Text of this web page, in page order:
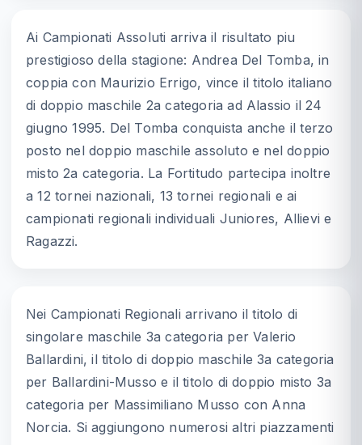
Ai Campionati Assoluti arriva il risultato piu
prestigioso della stagione: Andrea Del Tomba, in
coppia con Maurizio Errigo, vince il titolo italiano
di doppio maschile 2a categoria ad Alassio il 24
giugno 1995. Del Tomba conquista anche il terzo
posto nel doppio maschile assoluto e nel doppio
misto 2a categoria. La Fortitudo partecipa inoltre
a 12 tornei nazionali, 13 tornei regionali e ai
campionati regionali individuali Juniores, Allievi e
Ragazzi.
Nei Campionati Regionali arrivano il titolo di
singolare maschile 3a categoria per Valerio
Ballardini, il titolo di doppio maschile 3a categoria
per Ballardini-Musso e il titolo di doppio misto 3a
categoria per Massimiliano Musso con Anna
Norcia. Si aggiungono numerosi altri piazzamenti